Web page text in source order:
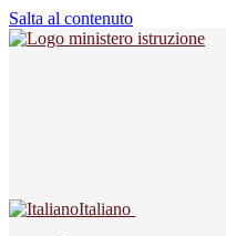
Salta al contenuto
Italiano